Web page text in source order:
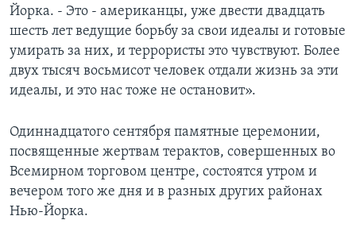
Йорка. - Это - американцы, уже двести двадцать
шесть лет ведущие борьбу за свои идеалы и готовые
умирать за них, и террористы это чувствуют. Более
двух тысяч восьмисот человек отдали жизнь за эти
идеалы, и это нас тоже не остановит».
Одиннадцатого сентября памятные церемонии,
посвященные жертвам терактов, совершенных во
Всемирном торговом центре, состоятся утром и
вечером того же дня и в разных других районах
Нью-Йорка.